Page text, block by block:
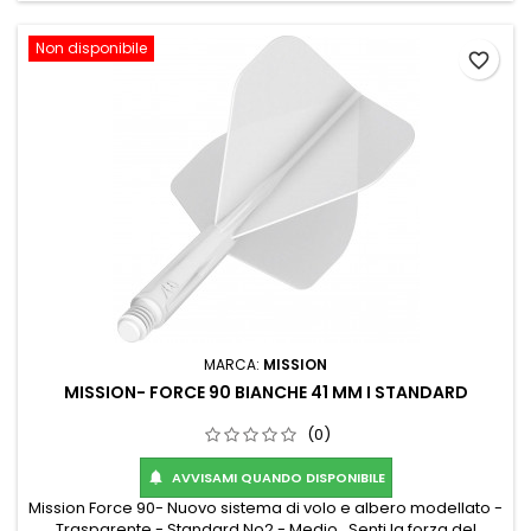
Non disponibile
MARCA: MISSION
MISSION- FORCE 90 BIANCHE 41 MM I STANDARD
(0)
 AVVISAMI QUANDO DISPONIBILE
Mission Force 90- Nuovo sistema di volo e albero modellato -
favorite_border